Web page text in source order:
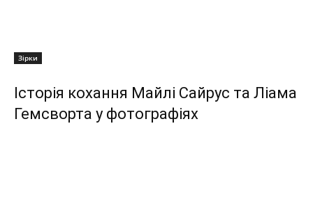
Зірки
Історія кохання Майлі Сайрус та Ліама
Гемсворта у фотографіях